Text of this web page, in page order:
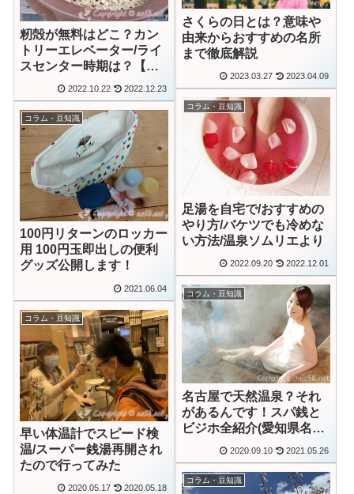
さくらの日とは？意味や
由来からおすすめの名所
まで徹底解説
2023.03.27 2023.04.09
籾殻が無料はどこ？カン
トリーエレベーター/ライ
スセンター時期は？【ぼ
かし作り動画あり】
2022.10.22 2022.12.23
コラム・豆知識
足湯を自宅で/おすすめの
やり方/バケツでも冷めな
い方法/温泉ソムリエより
2022.09.20 2022.12.01
コラム・豆知識
100円リターンのロッカー
用 100円玉即出しの便利
グッズ公開します！
2021.06.04
コラム・豆知識
名古屋で天然温泉？それ
があるんです！スパ銭と
ビジホ全紹介(愛知県名古
2020.09.10 2021.05.26
コラム・豆知識
早い体温計でスピード検
温/スーパー銭湯再開され
たので行ってみた
2020.05.17 2020.05.18
コラム・豆知識